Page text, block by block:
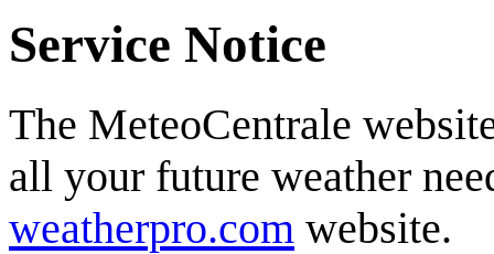
Service Notice
The MeteoCentrale
all your future weather
weatherpro.com website.